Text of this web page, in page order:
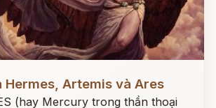
Hermes, Artemis và Ares
(hay Mercury trong thần thoại